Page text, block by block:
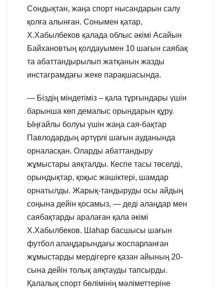
Сондықтан, жаңа спорт нысандарын салу
қолға алынған. Сонымен қатар,
Х.Хабылбеков қалада облыс әкімі Асайын
Байхановтың қолдауымен 10 шағын саябақ
та абаттандырылып жатқанын жазды
инстаграмдағы жеке парақшасында.
— Біздің міндетіміз – қала тұрғындары үшін
барынша көп демалыс орындарын құру.
Ыңғайлы болуы үшін жаңа сая-бақтар
Павлодардың әртүрлі шағын ауданында
орналасқан. Оларды абаттандыру
жұмыстары аяқталды. Кеспе тасы төселді,
орындықтар, қоқыс жәшіктері, шамдар
орнатылды. Жарық-тандыруды осы айдың
соңына дейін қосамыз, — деді алаңдар мен
саябақтарды аралаған қала әкімі
Х.Хабылбеков. Шаһар басшысы шағын
футбол алаңдарындағы жоспарланған
жұмыстарды мердігерге қазан айының 20-
сына дейін толық аяқтауды тапсырды.
Қалалық спорт бөлімінің мәліметтеріне